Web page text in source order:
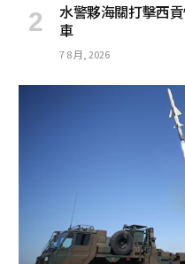
水警夥海關打擊西
車
7 8 月, 2026